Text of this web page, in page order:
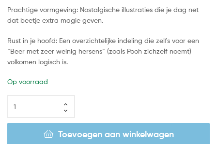
Prachtige vormgeving: Nostalgische illustraties die je dag net
dat beetje extra magie geven.
Rust in je hoofd: Een overzichtelijke indeling die zelfs voor een
“Beer met zeer weinig hersens” (zoals Pooh zichzelf noemt)
volkomen logisch is.
Op voorraad
Toevoegen aan winkelwagen